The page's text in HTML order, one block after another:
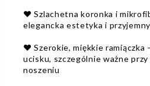
❤️Szlachetna koronka i
elegancka estetyka i
❤️Szerokie, miękkie ramiączka
ucisku, szczególnie ważne przy
noszeniu